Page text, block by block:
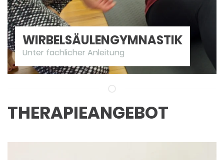
WIRBELSÄULEN­GYMNASTIK
Unter fachlicher Anleitung
THERAPIE­ANGEBOT